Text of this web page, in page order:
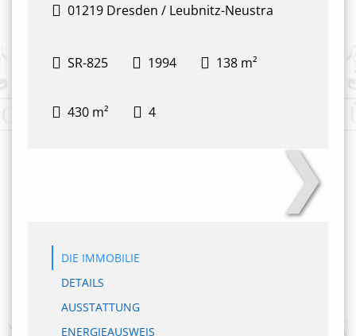
01219 Dresden / Leubnitz-Neustra
SR-825 1994 138 m²
430 m² 4
❯
DIE IMMOBILIE
DETAILS
AUSSTATTUNG
ENERGIEAUSWEIS